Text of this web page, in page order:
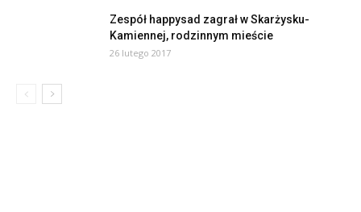
Zespół happysad zagrał w Skarżysku-
Kamiennej, rodzinnym mieście
26 lutego 2017